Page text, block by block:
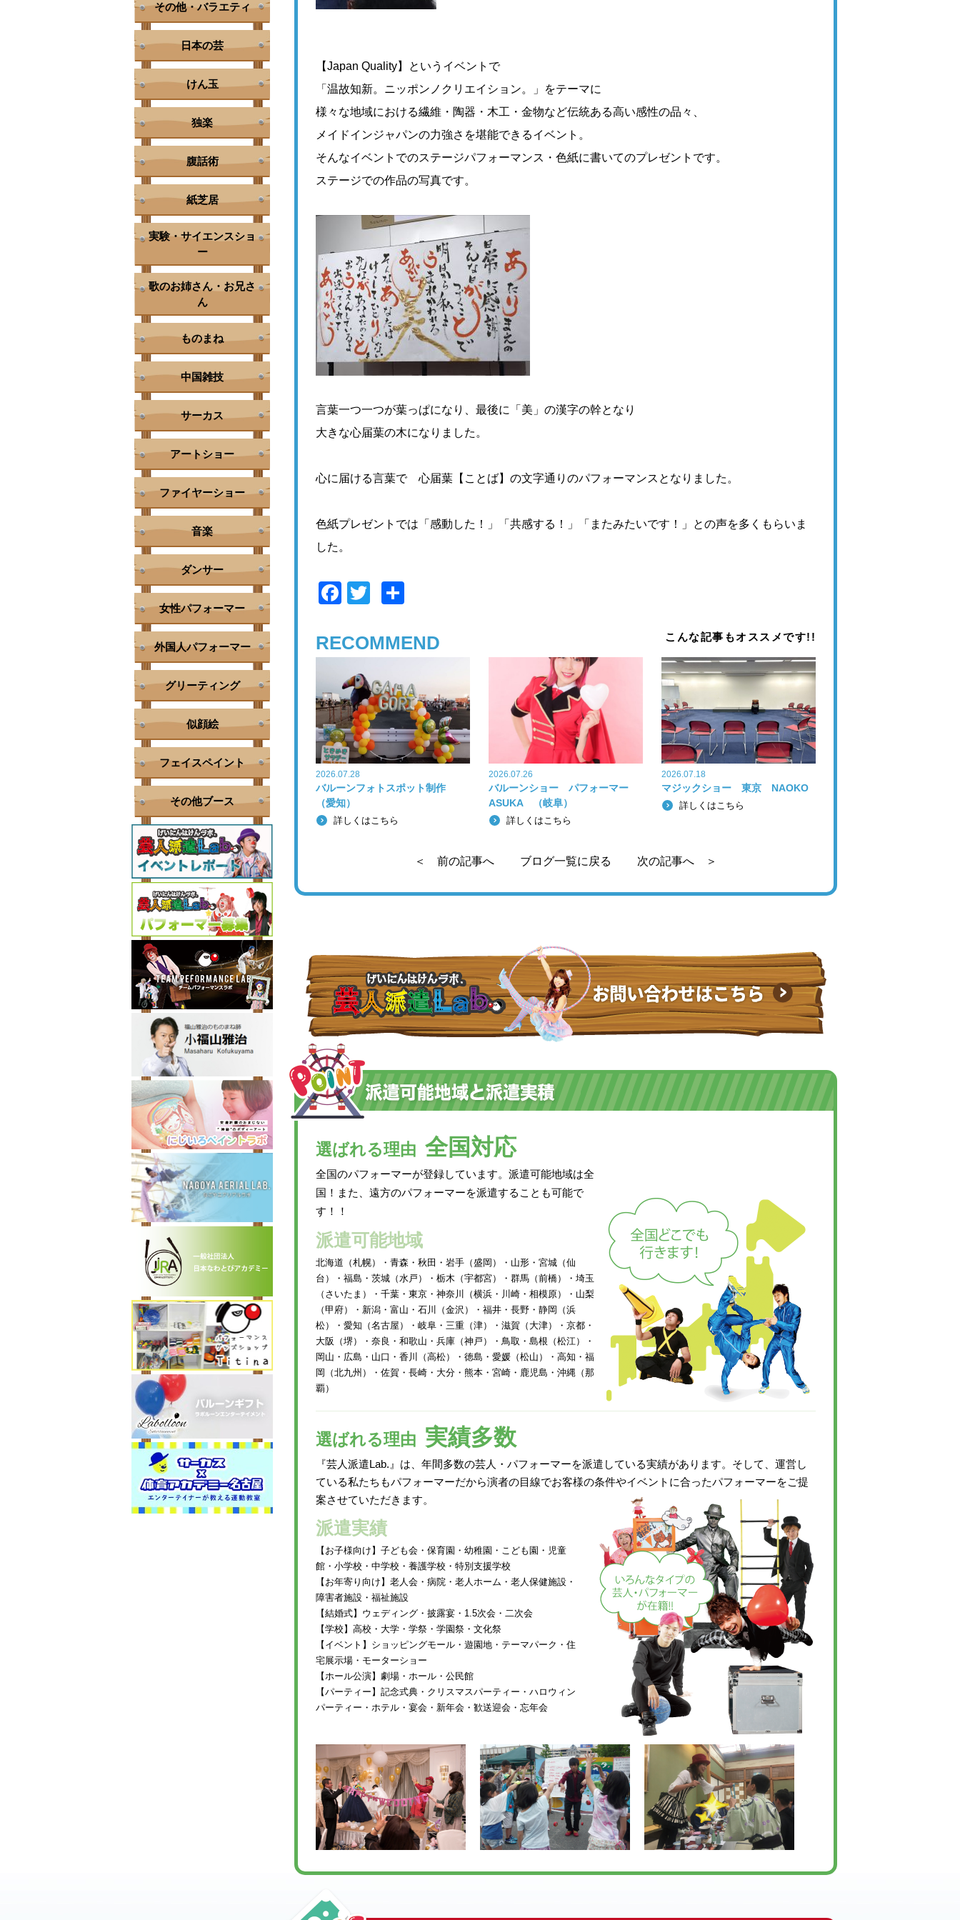
【Japan Quality】というイベントで
「温故知新。ニッポンノクリエイション。」をテーマに
様々な地域における繊維・陶器・木工・金物など伝統ある高い感性の品々、
メイドインジャパンの力強さを堪能できるイベント。
そんなイベントでのステージパフォーマンス・色紙に書いてのプレゼントです。
ステージでの作品の写真です。
言葉一つ一つが葉っぱになり、最後に「美」の漢字の幹となり
大きな心届葉の木になりました。
心に届ける言葉で 心届葉【ことば】の文字通りのパフォーマンスとなりました。
色紙プレゼントでは「感動した！」「共感する！」「またみたいです！」との声を多くもらいま
した。
F
c
e
b
o
o
k
tt
er
RECOMMEND こんな記事もオススメです!!
2026.07.28
バルーンフォトスポット制作
（愛知）
詳しくはこちら
2026.07.26
バルーンショー パフォーマー
ASUKA （岐阜）
詳しくはこちら
2026.07.18
マジックショー 東京 NAOKO
詳しくはこちら
＜ 前の記事へ ブログ一覧に戻る 次の記事へ ＞
選ばれる理由 全国対応
全国のパフォーマーが登録しています。派遣可能地域は全
国！また、遠方のパフォーマーを派遣することも可能で
す！！
派遣可能地域
北海道（札幌）・青森・秋田・岩手（盛岡）・山形・宮城（仙
台）・福島・茨城（水戸）・栃木（宇都宮）・群馬（前橋）・埼玉
（さいたま）・千葉・東京・神奈川（横浜・川崎・相模原）・山梨
（甲府）・新潟・富山・石川（金沢）・福井・長野・静岡（浜
松）・愛知（名古屋）・岐阜・三重（津）・滋賀（大津）・京都・
大阪（堺）・奈良・和歌山・兵庫（神戸）・鳥取・島根（松江）・
岡山・広島・山口・香川（高松）・徳島・愛媛（松山）・高知・福
岡（北九州）・佐賀・長崎・大分・熊本・宮崎・鹿児島・沖縄（那
覇）
選ばれる理由 実績多数
『芸人派遣Lab.』は、年間多数の芸人・パフォーマーを派遣している実績があります。そして、運営し
ている私たちもパフォーマーだから演者の目線でお客様の条件やイベントに合ったパフォーマーをご提
案させていただきます。
派遣実績
【お子様向け】子ども会・保育園・幼稚園・こども園・児童
館・小学校・中学校・養護学校・特別支援学校
【お年寄り向け】老人会・病院・老人ホーム・老人保健施設・
障害者施設・福祉施設
【結婚式】ウェディング・披露宴・1.5次会・二次会
【学校】高校・大学・学祭・学園祭・文化祭
【イベント】ショッピングモール・遊園地・テーマパーク・住
宅展示場・モーターショー
【ホール公演】劇場・ホール・公民館
【パーティー】記念式典・クリスマスパーティー・ハロウィン
パーティー・ホテル・宴会・新年会・歓送迎会・忘年会
その他・バラエティ
日本の芸
けん玉
独楽
腹話術
紙芝居
実験・サイエンスショ
ー
歌のお姉さん・お兄さ
ん
ものまね
中国雑技
サーカス
アートショー
ファイヤーショー
音楽
ダンサー
女性パフォーマー
外国人パフォーマー
グリーティング
似顔絵
フェイスペイント
その他ブース